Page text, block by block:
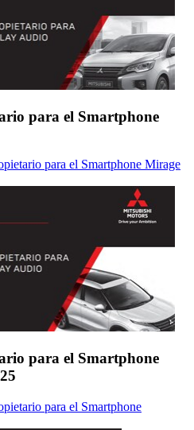
para el Smartphone
para el Smartphone Mirage
para el Smartphone
para el Smartphone